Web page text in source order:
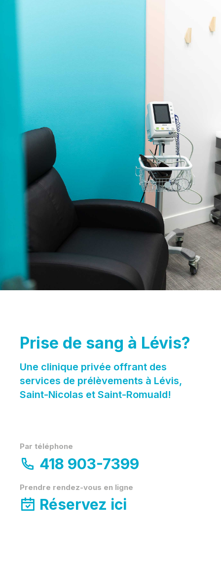
Prise de sang à Lévis?
Une clinique privée offrant des
services de prélèvements à Lévis,
Saint-Nicolas et Saint-Romuald!
Par téléphone
418 903-7399
Prendre rendez-vous en ligne
Réservez ici